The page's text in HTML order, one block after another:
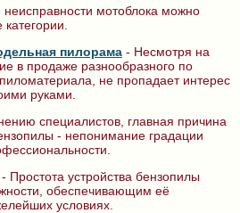
неисправности мотоблока можно
пилорама- Несмотря на
в продаже разнообразного по
не пропадает интерес
руками.
специалистов, главная причина
- непонимание градации
- Простота устройства бензопилы
обеспечивающим её
условиях.